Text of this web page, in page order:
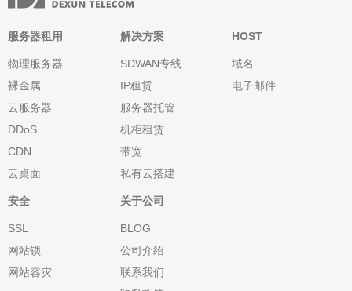
服务器租用
物理服务器
裸金属
云服务器
DDoS
CDN
云桌面
解决方案
SDWAN专线
IP租赁
服务器托管
机柜租赁
带宽
私有云搭建
HOST
域名
电子邮件
安全
SSL
网站锁
网站容灾
关于公司
BLOG
公司介绍
联系我们